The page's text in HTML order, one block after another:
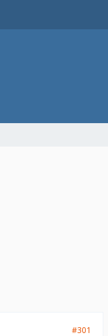
#301